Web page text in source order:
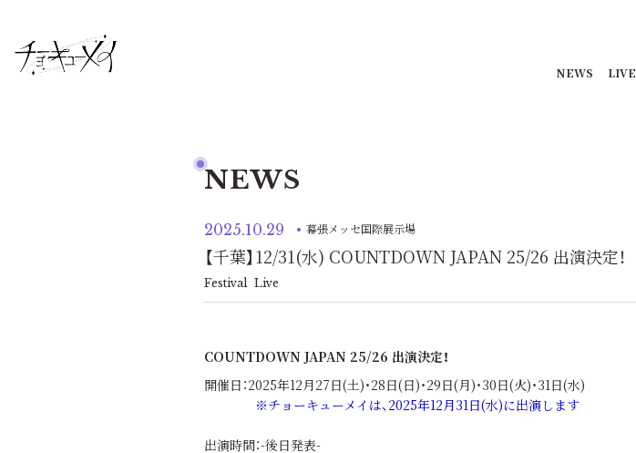
NEWS LIVE
NEWS
2025.10.29 幕張メッセ国際展示場
【千葉】12/31(水) COUNTDOWN JAPAN 25/26 出演決定！
Festival Live
COUNTDOWN JAPAN 25/26 出演決定！
開催日：2025年12月27日(土)・28日(日)・29日(月)・30日(火)・31日(水)
※チョーキューメイは、2025年12月31日(水)に出演します
出演時間：-後日発表-